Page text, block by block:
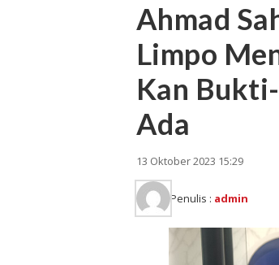
Ahmad
Limpo
Kan
Ada
13 Oktober 2023 15:29
Penulis : admin